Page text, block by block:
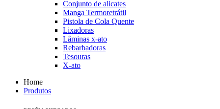
Conjunto de alicates
Manga Termoretrátil
Pistola de Cola Quente
Lixadoras
Lâminas x-ato
Rebarbadoras
Tesouras
X-ato
Home
Produtos